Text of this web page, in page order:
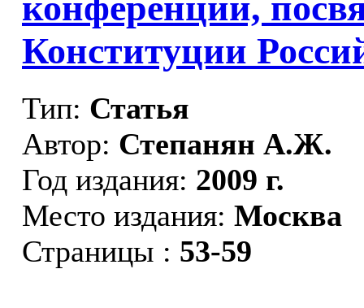
Конституции
Тип: Статья
Автор: Степанян А.Ж.
Год издания: 2009 г.
Место издания: Москва
Страницы : 53-59